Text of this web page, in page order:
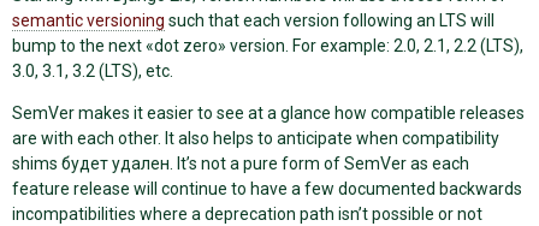
semantic versioning such that each version following an LTS will
bump to the next «dot zero» version. For example: 2.0, 2.1, 2.2 (LTS),
3.0, 3.1, 3.2 (LTS), etc.
SemVer makes it easier to see at a glance how compatible releases
are with each other. It also helps to anticipate when compatibility
shims будет удален. It’s not a pure form of SemVer as each
feature release will continue to have a few documented backwards
incompatibilities where a deprecation path isn’t possible or not